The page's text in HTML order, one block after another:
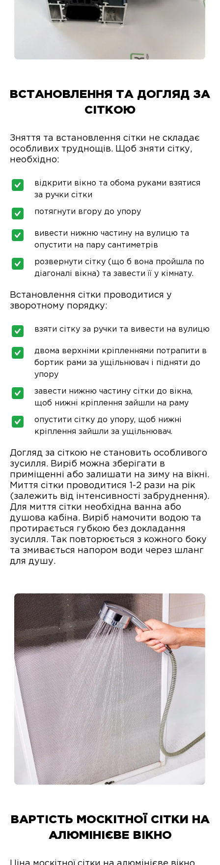
ВСТАНОВЛЕННЯ ТА ДОГЛЯД ЗА
СІТКОЮ
Зняття та встановлення сітки не складає
особливих труднощів. Щоб зняти сітку,
необхідно:
відкрити вікно та обома руками взятися
за ручки сітки
потягнути вгору до упору
вивести нижню частину на вулицю та
опустити на пару сантиметрів
розвернути сітку (що б вона пройшла по
діагоналі вікна) та завести її у кімнату.
Встановлення сітки проводитися у
зворотному порядку:
взяти сітку за ручки та вивести на вулицю
двома верхніми кріпленнями потрапити в
бортик рами за ущільнювач і підняти до
упору
завести нижню частину сітки до вікна,
щоб нижні кріплення зайшли на раму
опустити сітку до упору, щоб нижні
кріплення зайшли за ущільнювач.
Догляд за сіткою не становить особливого
зусилля. Виріб можна зберігати в
приміщенні або залишати на зиму на вікні.
Миття сітки проводитися 1-2 рази на рік
(залежить від інтенсивності забруднення).
Для миття сітки необхідна ванна або
душова кабіна. Виріб намочити водою та
протирається губкою без докладання
зусилля. Так повторюється з кожного боку
та змивається напором води через шланг
для душу.
ВАРТІСТЬ МОСКІТНОЇ СІТКИ НА
АЛЮМІНІЄВЕ ВІКНО